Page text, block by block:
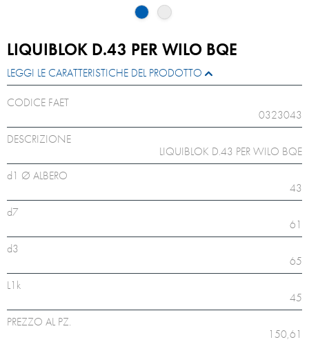
LIQUIBLOK D.43 PER WILO BQE
LEGGI LE CARATTERISTICHE DEL PRODOTTO
CODICE FAET
0323043
DESCRIZIONE
LIQUIBLOK D.43 PER WILO BQE
d1 Ø ALBERO
43
d7
61
d3
65
L1k
45
PREZZO AL PZ.
150,61